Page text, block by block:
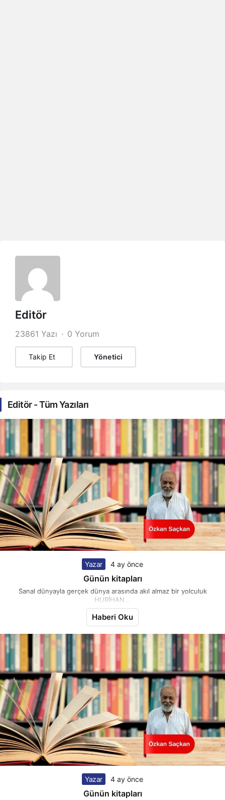
Editör
23861 Yazı 0 Yorum
Takip Et Yönetici
Editör - Tüm Yazıları
Yazar 4 ay önce
Günün kitapları
Sanal dünyayla gerçek dünya arasında akıl almaz bir yolculuk
HURİHAN...
Haberi Oku
Yazar 4 ay önce
Günün kitapları